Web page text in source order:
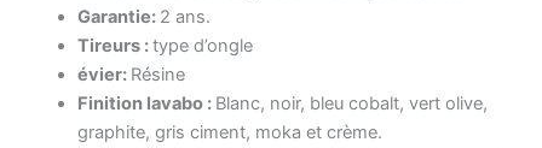
Garantie: 2 ans.
Tireurs :type d’ongle
évier: Résine
Finition lavabo : Blanc, noir, bleu cobalt, vert olive,
graphite, gris ciment, moka et crème.